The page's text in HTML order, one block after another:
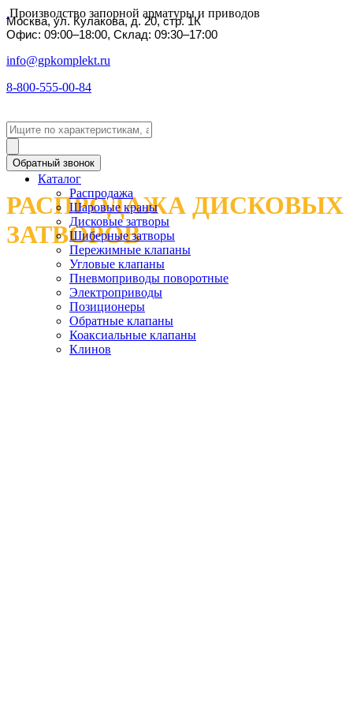
Производство запорной арматуры и приводов
Москва, ул. Кулакова, д. 20, стр. 1К
Офис: 09:00–18:00, Склад: 09:30–17:00
info@gpkomplekt.ru
8-800-555-00-84
Обратный звонок
РАСПРОДАЖА ДИСКОВЫХ
ЗАТВОРОВ
Каталог
Распродажа
Шаровые краны
Дисковые затворы
Шиберные затворы
Пережимные клапаны
Угловые клапаны
Пневмоприводы поворотные
Электроприводы
Позиционеры
Обратные клапаны
Коаксиальные клапаны
Клинов